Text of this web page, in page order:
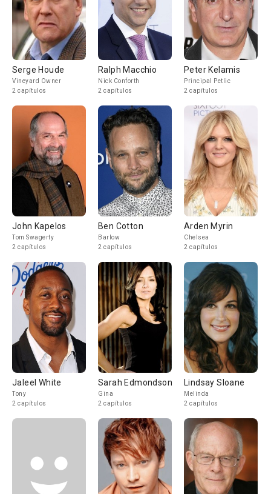
Serge Houde
Vineyard Owner
2 capítulos
Ralph Macchio
Nick Conforth
2 capítulos
Peter Kelamis
Principal Petlic
2 capítulos
John Kapelos
Tom Swagerty
2 capítulos
Ben Cotton
Barlow
2 capítulos
Arden Myrin
Chelsea
2 capítulos
Jaleel White
Tony
2 capítulos
Sarah Edmondson
Gina
2 capítulos
Lindsay Sloane
Melinda
2 capítulos